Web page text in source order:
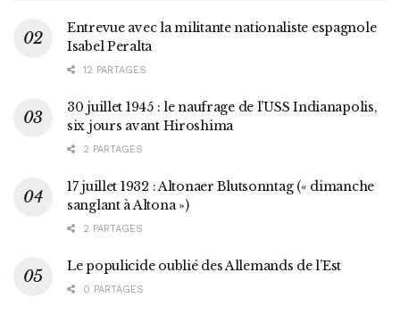
Entrevue avec la militante nationaliste espagnole
Isabel Peralta
12 PARTAGES
30 juillet 1945 : le naufrage de l’USS Indianapolis,
six jours avant Hiroshima
2 PARTAGES
17 juillet 1932 : Altonaer Blutsonntag (« dimanche
sanglant à Altona »)
2 PARTAGES
Le populicide oublié des Allemands de l’Est
0 PARTAGES